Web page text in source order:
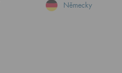
Německy